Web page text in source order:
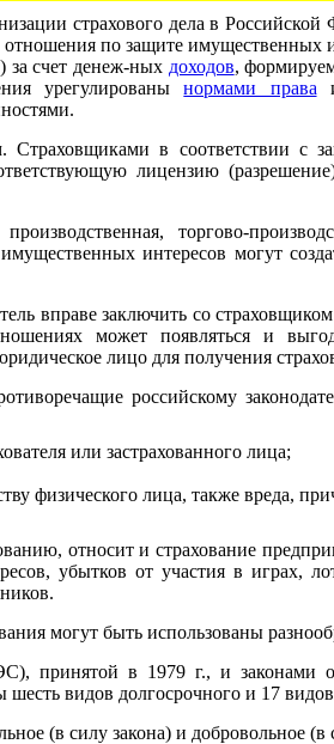
страхового дела в Российской
отношения по защите имущественных
за счет денеж-ных доходов,
урегулированынормами права
Страховщиками в соответствии с
лицензию (разрешение)
торгово-
интересов могут
вправе заключить со страховщиком
может появляться и
лицо для получения
российскому
или застрахованного лица;
физического лица, также вреда,
относит и страхование
убытков от участия в играх,
могут быть использованы
принятой в 1979 г., и законами
видов долгосрочного и 17
(в силу закона) и добровольное (в